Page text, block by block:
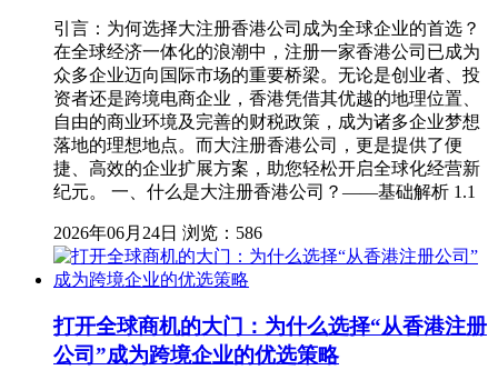
引言：为何选择大注册香港公司成为全球企业的首选？
在全球经济一体化的浪潮中，注册一家香港公司已成为
众多企业迈向国际市场的重要桥梁。无论是创业者、投
资者还是跨境电商企业，香港凭借其优越的地理位置、
自由的商业环境及完善的财税政策，成为诸多企业梦想
落地的理想地点。而大注册香港公司，更是提供了便
捷、高效的企业扩展方案，助您轻松开启全球化经营新
纪元。 一、什么是大注册香港公司？——基础解析 1.1
2026年06月24日 浏览：586
打开全球商机的大门：为什么选择“从香港注册
公司”成为跨境企业的优选策略